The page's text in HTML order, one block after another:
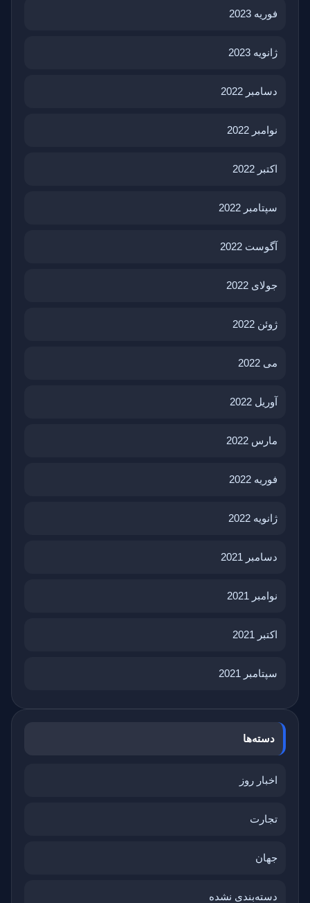
فوریه 2023
ژانویه 2023
دسامبر 2022
نوامبر 2022
اکتبر 2022
سپتامبر 2022
آگوست 2022
جولای 2022
ژوئن 2022
می 2022
آوریل 2022
مارس 2022
فوریه 2022
ژانویه 2022
دسامبر 2021
نوامبر 2021
اکتبر 2021
سپتامبر 2021
دسته‌ها
اخبار روز
تجارت
جهان
دسته‌بندی نشده